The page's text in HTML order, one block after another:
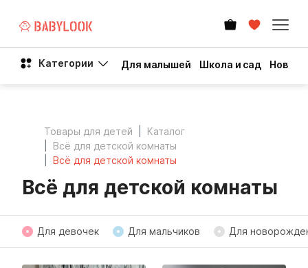
Категории Для малышей Школа и сад Новый
Товары для детей
Каталог
Всё для детской комнаты
Всё для детской комнаты
Всё для детской комнаты
Для девочек Для мальчиков Для